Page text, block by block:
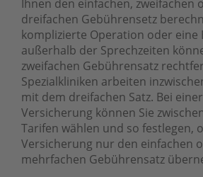
Ihnen den einfachen, zweifachen
dreifachen Gebührensetz
komplizierte Operation oder eine
außerhalb der Sprechzeiten
zweifachen Gebührensatz
Spezialkliniken arbeiten
mit dem dreifachen Satz. Bei
Versicherung können Sie
Tarifen wählen und so festlegen,
Versicherung nur den einfachen
mehrfachen Gebührensatz